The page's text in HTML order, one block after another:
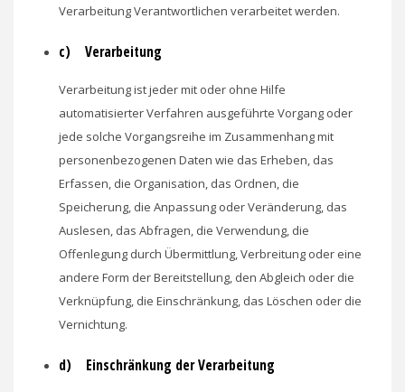
Verarbeitung Verantwortlichen verarbeitet werden.
c) Verarbeitung
Verarbeitung ist jeder mit oder ohne Hilfe
automatisierter Verfahren ausgeführte Vorgang oder
jede solche Vorgangsreihe im Zusammenhang mit
personenbezogenen Daten wie das Erheben, das
Erfassen, die Organisation, das Ordnen, die
Speicherung, die Anpassung oder Veränderung, das
Auslesen, das Abfragen, die Verwendung, die
Offenlegung durch Übermittlung, Verbreitung oder eine
andere Form der Bereitstellung, den Abgleich oder die
Verknüpfung, die Einschränkung, das Löschen oder die
Vernichtung.
d) Einschränkung der Verarbeitung